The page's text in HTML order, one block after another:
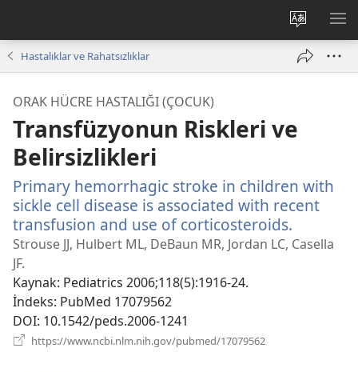
Site
dilini
değiştir
Hastalıklar ve Rahatsızlıklar
ORAK HÜCRE HASTALIĞI (ÇOCUK)
Transfüzyonun Riskleri ve
Belirsizlikleri
Primary hemorrhagic stroke in children with
sickle cell disease is associated with recent
transfusion and use of corticosteroids.
pencere
Strouse JJ, Hulbert ML, DeBaun MR, Jordan LC, Casella
JF.
Kaynak‎: Pediatrics 2006;118(5):1916-24.
İndeks‎: PubMed 17079562
DOI‎: 10.1542/peds.2006-1241
https://www.ncbi.nlm.nih.gov/pubmed/17079562